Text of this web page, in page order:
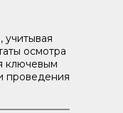
учитывая
осмотра
ключевым
проведения